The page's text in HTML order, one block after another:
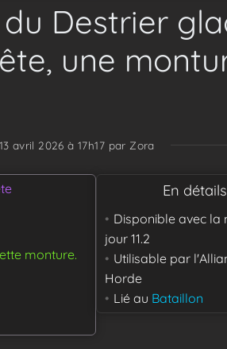
Destrier
une
avril 2026 à 17h17 par Zora
monture.
En détails
Disponible avec la
jour 11.2
Utilisable par
Horde
Lié au Bataillon